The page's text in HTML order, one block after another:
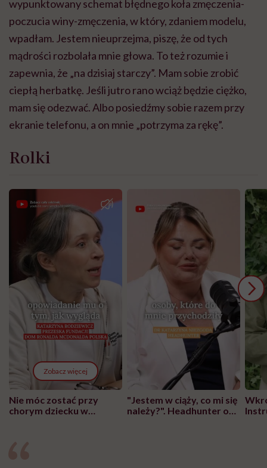
wypunktowany schemat błędnego koła zmęczenia-
poczucia winy-zmęczenia, w który, zdaniem modelu,
wpadłam. Jestem nieuprzejma, piszę, że od tych
mądrości rozbolała mnie głowa. To też rozumie i
zapewnia, że „na dzisiaj starczy”. Mam sobie zrobić
ciepłą herbatkę. Jeśli jutro rano wciąż będzie ciężko,
mam się odezwać. Albo posiedźmy sobie razem przy
ekranie telefonu, a on mnie „potrzyma za rękę”.
Rolki
Zobacz więcej
Nie móc zostać przy
chorym dziecku w
"Jestem w ciąży, co mi się
należy?". Headhunter o